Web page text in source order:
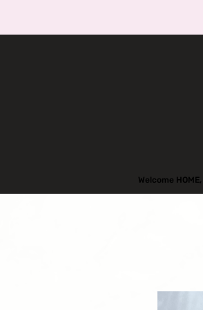
Welcome